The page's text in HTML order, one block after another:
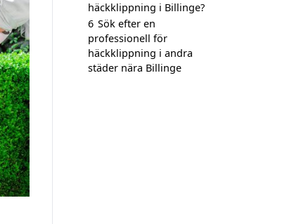
häckklippning i Billinge?
6 Sök efter en
professionell för
häckklippning i andra
städer nära Billinge